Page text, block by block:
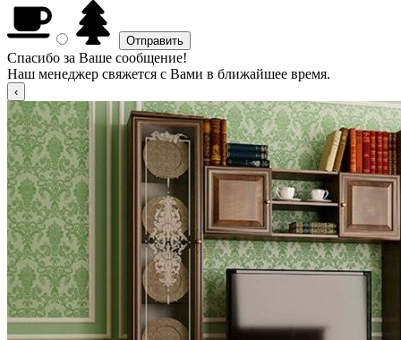
Спасибо за Ваше сообщение!
Наш менеджер свяжется с Вами в ближайшее время.